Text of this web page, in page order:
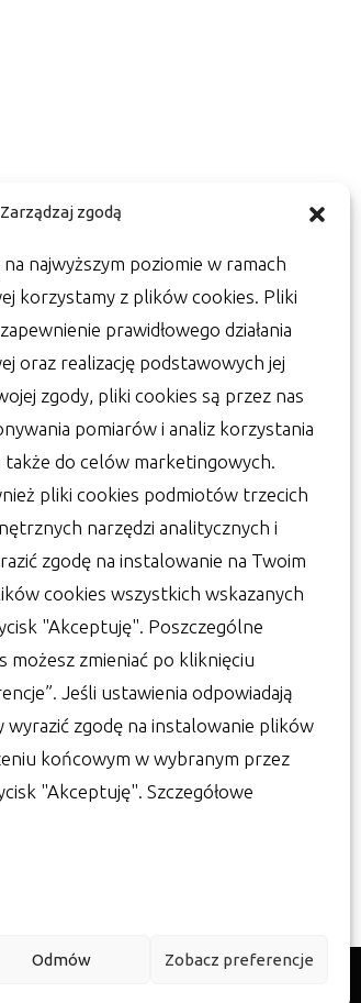
Zarządzaj zgodą
najwyższym poziomie w ramach
korzystamy z plików cookies. Pliki
prawidłowego działania
oraz realizację podstawowych jej
zgody, pliki cookies są przez nas
pomiarów i analiz korzystania
do celów marketingowych.
pliki cookies podmiotów trzecich
narzędzi analitycznych i
zgodę na instalowanie na Twoim
cookies wszystkich wskazanych
"Akceptuję". Poszczególne
możesz zmieniać po kliknięciu
Jeśli ustawienia odpowiadają
zgodę na instalowanie plików
końcowym w wybranym przez
"Akceptuję". Szczegółowe
Odmów Zobacz preferencje
–
plik